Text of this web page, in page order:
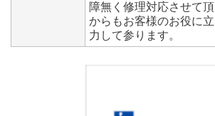
障無く修理対応させて
からもお客様のお役に
力して参ります。